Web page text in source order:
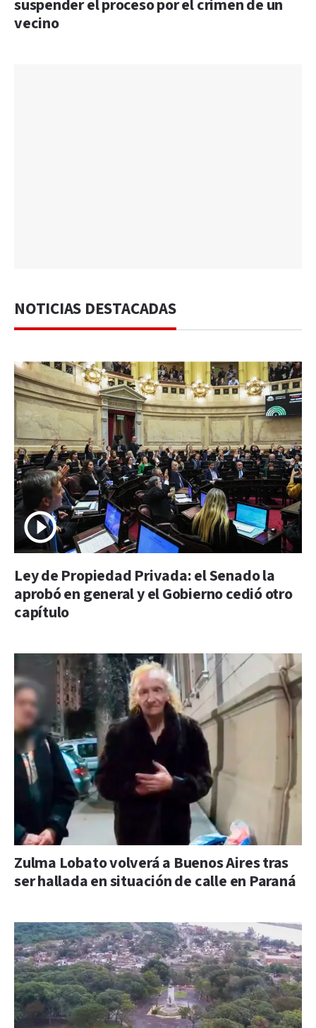
suspender el proceso por el crimen de un
vecino
NOTICIAS DESTACADAS
Ley de Propiedad Privada: el Senado la
aprobó en general y el Gobierno cedió otro
capítulo
Zulma Lobato volverá a Buenos Aires tras
ser hallada en situación de calle en Paraná